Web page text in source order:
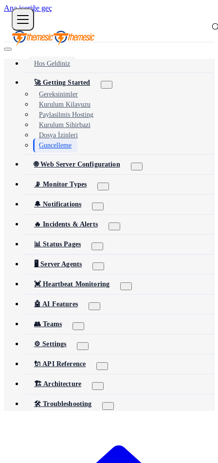
Ana içeriğe geç
Hos Geldiniz
🚀 Getting Started
Gereksinimler
Kurulum Kilavuzu
Paylasilmis Hosting
Kurulum Sihirbazi
Dosya İzinleri
Guncelleme
🌐 Web Server Configuration
📡 Monitor Types
🔔 Notifications
🔥 Incidents & Alerts
📊 Status Pages
🖥️ Server Agents
💓 Heartbeat Monitoring
🤖 AI Features
👥 Teams
⚙️ Settings
🔌 API Reference
🏗️ Architecture
🛠️ Troubleshooting